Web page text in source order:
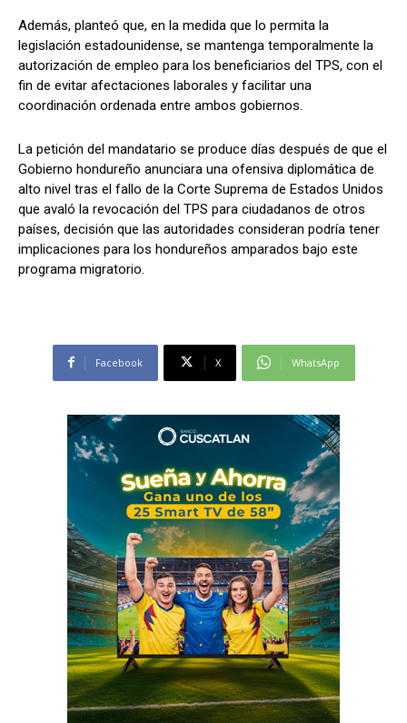
Además, planteó que, en la medida que lo permita la
legislación estadounidense, se mantenga temporalmente la
autorización de empleo para los beneficiarios del TPS, con el
fin de evitar afectaciones laborales y facilitar una
coordinación ordenada entre ambos gobiernos.
La petición del mandatario se produce días después de que el
Gobierno hondureño anunciara una ofensiva diplomática de
alto nivel tras el fallo de la Corte Suprema de Estados Unidos
que avaló la revocación del TPS para ciudadanos de otros
países, decisión que las autoridades consideran podría tener
implicaciones para los hondureños amparados bajo este
programa migratorio.
Facebook X WhatsApp